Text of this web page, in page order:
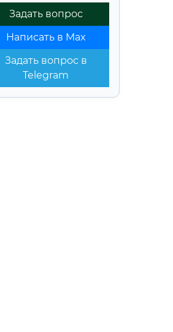
Задать вопрос
Написать в Max
Задать вопрос в
Telegram